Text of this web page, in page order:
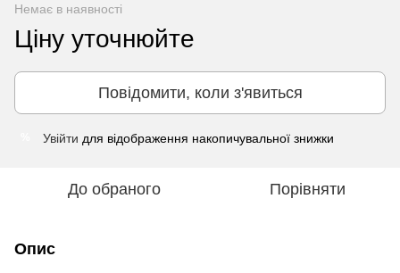
Немає в наявності
Ціну уточнюйте
Повідомити, коли з'явиться
Увійти для відображення накопичувальної знижки
До обраного Порівняти
Опис